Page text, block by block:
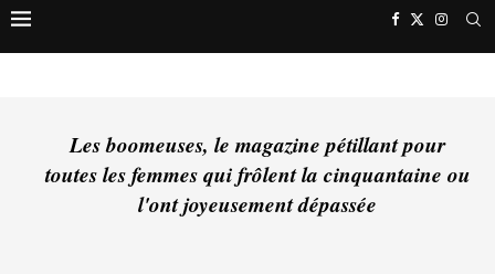
Les boomeuses, le magazine pétillant pour
toutes les femmes qui frôlent la cinquantaine ou
l'ont joyeusement dépassée